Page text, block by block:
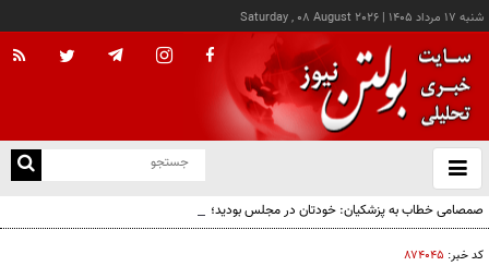
شنبه ۱۷ مرداد ۱۴۰۵ |
Saturday , 08 August 2026
باز
و
صمصامی خطاب به پزشکیان: خودتان در مجلس بودید؛ دیدید انتقادات نمایندگان درباره
گران‌سازی ارز بود، نه واگذاری ایران‌خودرو
کد خبر: ۸۷۴۰۴۵